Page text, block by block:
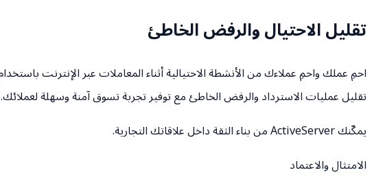
تقليل الاحتيال والرفض الخاطئ
تقليل عمليات الاسترداد والرفض الخاطئ مع توفير تجربة تسوق آمنة وسهلة لعملائك.
يمكّنك ActiveServer من بناء الثقة داخل علاقاتك التجارية.
الامتثال والاعتماد